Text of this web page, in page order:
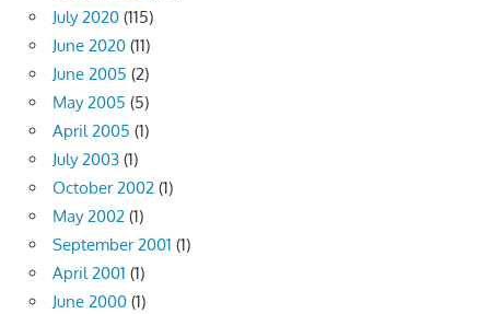
July 2020 (115)
June 2020 (11)
June 2005 (2)
May 2005 (5)
April 2005 (1)
July 2003 (1)
October 2002 (1)
May 2002 (1)
September 2001 (1)
April 2001 (1)
June 2000 (1)